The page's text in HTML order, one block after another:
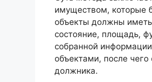
имуществом, которые
объекты должны
состояние, площадь,
собранной
объектами, после
должника.